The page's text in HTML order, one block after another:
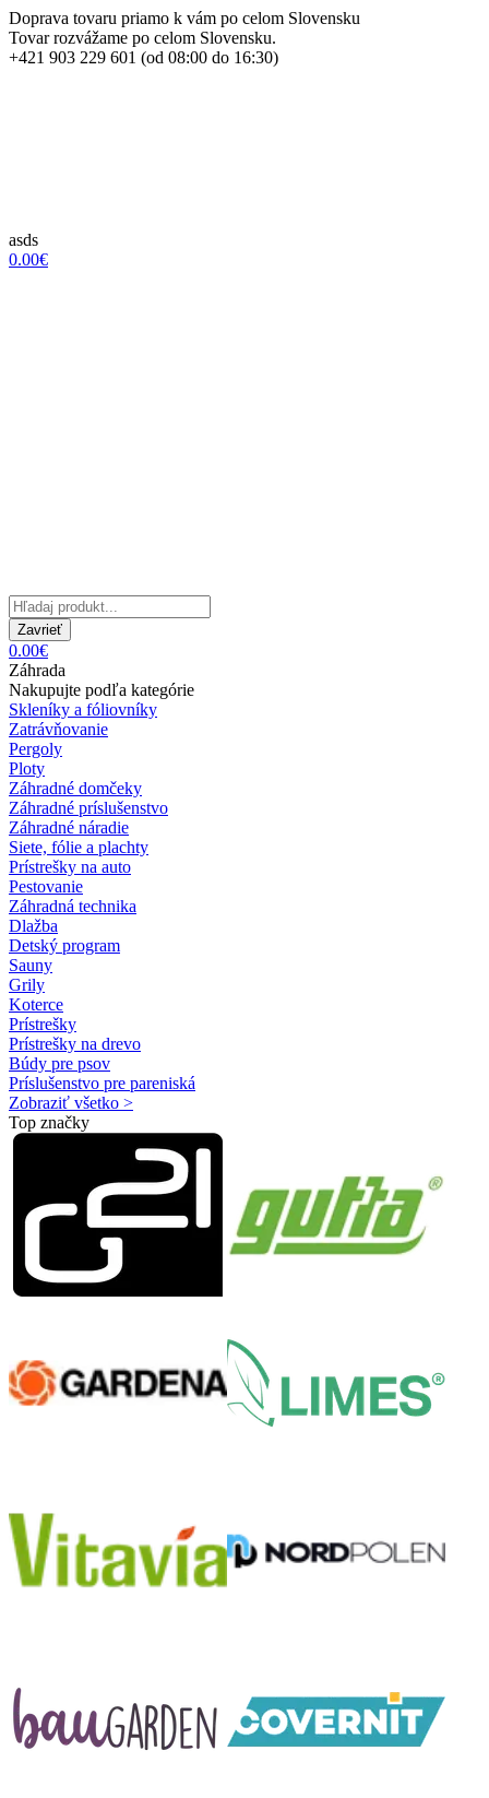
Doprava tovaru priamo k vám po celom Slovensku
Tovar rozvážame po celom Slovensku.
+421 903 229 601 (od 08:00 do 16:30)
asds
0.00€
Zavrieť
0.00€
Záhrada
Nakupujte podľa kategórie
Skleníky a fóliovníky
Zatrávňovanie
Pergoly
Ploty
Záhradné domčeky
Záhradné príslušenstvo
Záhradné náradie
Siete, fólie a plachty
Prístrešky na auto
Pestovanie
Záhradná technika
Dlažba
Detský program
Sauny
Grily
Koterce
Prístrešky
Prístrešky na drevo
Búdy pre psov
Príslušenstvo pre pareniská
Zobraziť všetko >
Top značky